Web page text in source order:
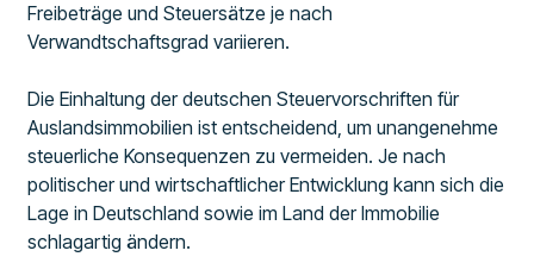
Freibeträge und Steuersätze je nach
Verwandtschaftsgrad variieren.
Die Einhaltung der deutschen Steuervorschriften für
Auslandsimmobilien ist entscheidend, um unangenehme
steuerliche Konsequenzen zu vermeiden. Je nach
politischer und wirtschaftlicher Entwicklung kann sich die
Lage in Deutschland sowie im Land der Immobilie
schlagartig ändern.